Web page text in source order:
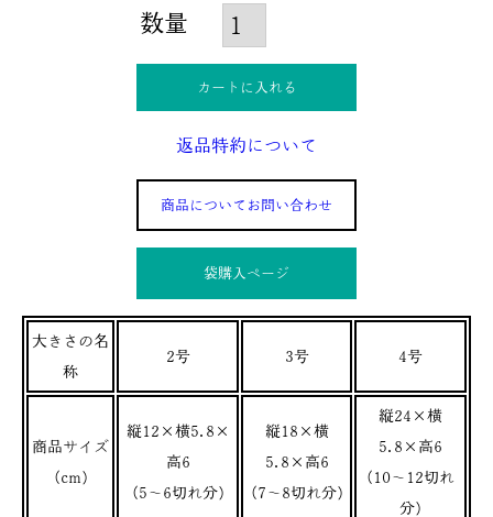
カートに入れる
返品特約について
商品についてお問い合わせ
袋購入ぺージ
大きさの名
称
2号 3号 4号
商品サイズ
(cm)
縦12×横5.8×
高6
(5～6切れ分)
縦18×横
5.8×高6
(7～8切れ分)
縦24×横
5.8×高6
(10～12切れ
分)